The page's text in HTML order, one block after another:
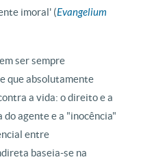
imoral' (Evangelium
ser sempre
que absolutamente
a vida: o direito e a
agente e a "inocência"
entre
baseia-se na